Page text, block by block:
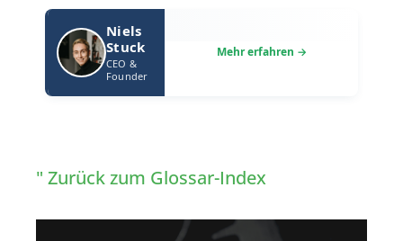
Niels
Stuck
CEO &
Founder
" Zurück zum Glossar-Index